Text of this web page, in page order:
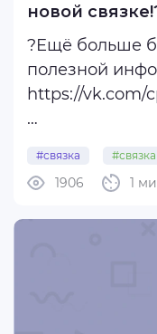
новой
?Ещё больше
полезной
https://vk.com/
вопросы.
информация
писать вновь ;)
#связка
1
1906